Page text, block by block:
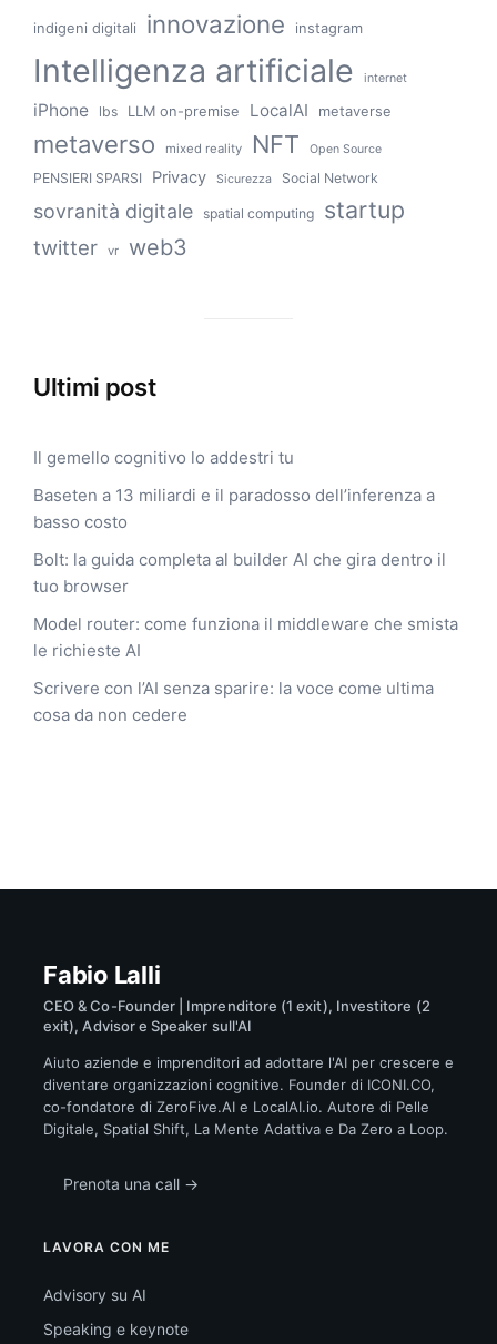
indigeni digitali innovazione instagram
Intelligenza artificiale internet
iPhone lbs LLM on-premise LocalAI metaverse
metaverso mixed reality NFT Open Source
PENSIERI SPARSI Privacy Sicurezza Social Network
sovranità digitale spatial computing startup
twitter vr web3
Ultimi post
Il gemello cognitivo lo addestri tu
Baseten a 13 miliardi e il paradosso dell’inferenza a
basso costo
Bolt: la guida completa al builder AI che gira dentro il
tuo browser
Model router: come funziona il middleware che smista
le richieste AI
Scrivere con l’AI senza sparire: la voce come ultima
cosa da non cedere
Fabio Lalli
CEO & Co-Founder | Imprenditore (1 exit), Investitore (2
exit), Advisor e Speaker sull'AI
Aiuto aziende e imprenditori ad adottare l'AI per crescere e
diventare organizzazioni cognitive. Founder di ICONI.CO,
co-fondatore di ZeroFive.AI e LocalAI.io. Autore di Pelle
Digitale, Spatial Shift, La Mente Adattiva e Da Zero a Loop.
Prenota una call →
LAVORA CON ME
Advisory su AI
Speaking e keynote